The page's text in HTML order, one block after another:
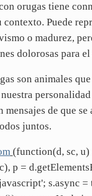
orugas tiene
contexto. Puede
o madurez,
dolorosas para el
son animales
mensajes de que se
juntos.
(function(d, sc, u)
p =
s.async =